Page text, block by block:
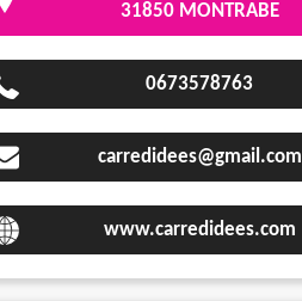
31850 MONTRABE
0673578763
carredidees@gmail.com
www.carredidees.com